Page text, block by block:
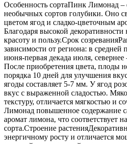
Особенность сортаПинк Лимонад –
необычных сортов голубики. Оно
цветом ягод и сладко-цветочным
Благодаря высокой декоративности
красоту и пользу.Срок
зависимости от региона: в средней
июня-первая декада июля,
После приобретения цвета, плоды
порядка 10 дней для улучшения
ягоды составляет 5-7 мм. У ягод
вкус с выраженной сладостью.
текстуру, отличается мягкостью и
Лимонад повышенное содержание
аромат лимона, что соответствует
сорта.Строение
энергичному росту и отличается